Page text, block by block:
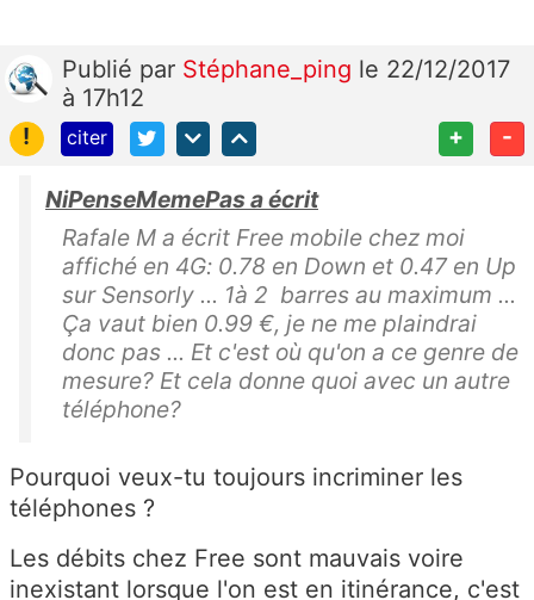
Publié par Stéphane_ping le 22/12/2017
à 17h12
!
citer + -
NiPenseMemePas a écrit
Rafale M a écrit Free mobile chez moi
affiché en 4G: 0.78 en Down et 0.47 en Up
sur Sensorly ... 1à 2 barres au maximum ...
Ça vaut bien 0.99 €, je ne me plaindrai
donc pas ... Et c'est où qu'on a ce genre de
mesure? Et cela donne quoi avec un autre
téléphone?
Pourquoi veux-tu toujours incriminer les
téléphones ?
Les débits chez Free sont mauvais voire
inexistant lorsque l'on est en itinérance, c'est